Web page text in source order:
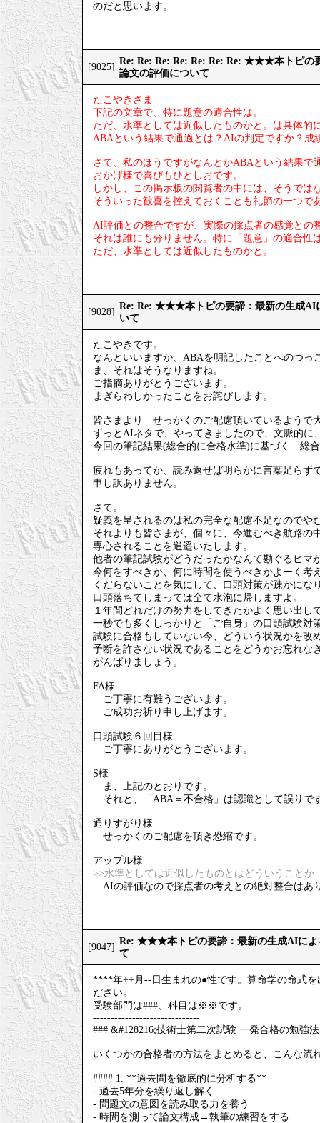
のだと思います。
[9025]
Re: Re: Re: Re: Re: Re: Re: ★★★本トピの
論文の評価について
たこやきさま
下記の文章で、特に題意の適合性は。
ただ、水準としては近似したものかと。は具体的
ABAという結果で通過とは？AIの判定ですか？成
さて、私のほうですがなんとかABAという結果で
おかげ様で喜びもひとしおです。
しかし、この掲示板の閲覧者の中には、そうでは
そういった歓喜を控えておくことも礼節の一つで
AI評価との整合ですが、実際の採点者の感覚との
それは誰にも分りません。特に「題意」の適合性
ただ、水準としては近似したものかと。
[9028]
Re: Re: ★★★本トピの要諦：最新の生成AI
いて
たこやきです。
なんといいますか、ABAを明記したことへのつっ
ま、それはそうなりますね。
ご指摘ありがとうございます。
まぎらわしかったことをお詫びします。
皆さまより せっかくのご配慮頂いているよう
ずっとAIネタで、やってきましたので、文脈的に
今回の筆記結果(総合的に合格水準)に基づく「総
疲れもあってか、読み返せば明らかに言葉足らず
申し訳ありません。
さて。
疑義を呈されるのは私の完全な配慮不足なのでや
それよりも皆さまが、個々に、今進むべき航路の
専心されることを逍遥いたします。
他者の筆記試験がどうだったかなんて勘ぐるヒマ
今何をすべきか、何に時間を使うべきかよーく考
くだらないことを気にして、口頭対策が疎かにな
口頭落ちてしまっては全て水泡に帰しますよ。
１年間どれだけの努力をしてきたかよく思い出し
一秒でも多くしっかりと「ご自身」の口頭試験対
試験に合格もしていない今、どういう状況かを改
予断を許さない状況であることをどうかお忘れな
がんばりましょう。
FA様
ご丁寧に有難うございます。
ご成功お祈り申し上げます。
口頭試験６回目様
ご丁寧にありがとうございます。
S様
ま、上記のとおりです。
それと、「ABA＝不合格」は認識として誤りで
通りすがり様
せっかくのご配慮を頂き恐縮です。
アップル様
>>水準としては近似したものとはどういうことか
AIの評価なので採点者の考えとの絶対整合はあ
[9047]
Re: ★★★本トピの要諦：最新の生成AIによ
て
****年++月--日生まれの●性です。算命学の命式
ださい。
受験部門は###、科目は※※です。
------------------------------
### &#128216;技術士第二次試験 一発合格の勉強法
いくつかの合格者の方法をまとめると、こんな流
#### 1. **過去問を徹底的に分析する**
- 過去5年分を繰り返し解く
- 問題文の意図を読み取る力を養う
- 時間を測って論文構成→執筆の練習をする